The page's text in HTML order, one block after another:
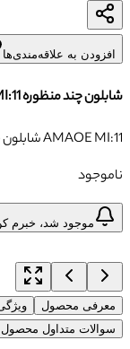
افزودن به علاقه‌مندی‌ها
شابلون چند منظوره AMAOE MI:11
شابلون چند منظوره AMAOE MI:11
ناموجود
موجود شد، خبرم
معرفی محصول
سوالات متداول محصول